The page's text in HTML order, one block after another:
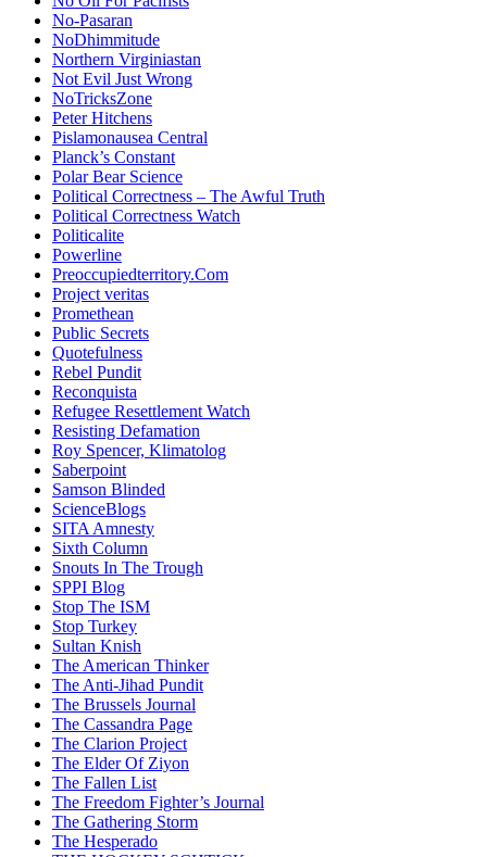
No-Pasaran
NoDhimmitude
Northern Virginiastan
Not Evil Just Wrong
NoTricksZone
Peter Hitchens
Pislamonausea Central
Planck’s Constant
Polar Bear Science
Political Correctness – The Awful Truth
Political Correctness Watch
Politicalite
Powerline
Preoccupiedterritory.Com
Project veritas
Promethean
Public Secrets
Quotefulness
Rebel Pundit
Reconquista
Refugee Resettlement Watch
Resisting Defamation
Roy Spencer, Klimatolog
Saberpoint
Samson Blinded
ScienceBlogs
SITA Amnesty
Sixth Column
Snouts In The Trough
SPPI Blog
Stop The ISM
Stop Turkey
Sultan Knish
The American Thinker
The Anti-Jihad Pundit
The Brussels Journal
The Cassandra Page
The Clarion Project
The Elder Of Ziyon
The Fallen List
The Freedom Fighter’s Journal
The Gathering Storm
The Hesperado